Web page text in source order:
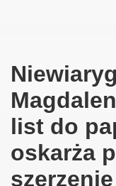
list do
oskarża